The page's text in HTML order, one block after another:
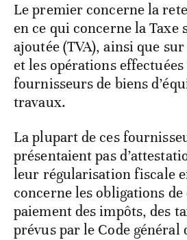
Le premier concerne la
en ce qui concerne la Taxe
ajoutée (TVA), ainsi que
et les opérations
fournisseurs de biens
travaux.
La plupart de ces
présentaient pas
leur régularisation fiscale
concerne les obligations
paiement des impôts, des
prévus par le Code général